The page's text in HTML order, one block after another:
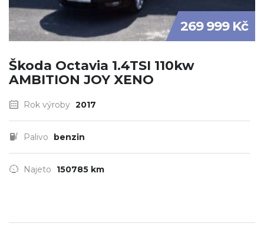
269 999 Kč
Škoda Octavia 1.4TSI 110kw
AMBITION JOY XENO
Rok výroby 2017
Palivo benzin
Najeto 150785 km